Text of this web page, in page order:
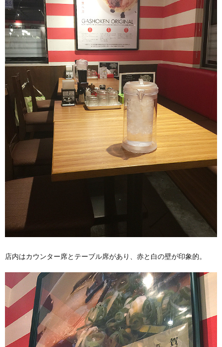
店内はカウンター席とテーブル席があり、赤と白の壁が印象的。